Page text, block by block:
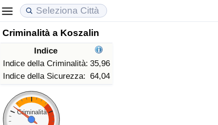
Criminalità a Koszalin
Indice
Indice della Criminalità: 35,96
Indice della Sicurezza: 64,04
Criminalità
Costo della vita
Indice Del Costo Della Vita (corrente)
Indice Del Costo Della Vita
Indice del Costo della Vita per Nazione
Prezzi degli immobili
Indice del Prezzo delle Case (Corrente)
Indice del Prezzo delle Case
Indice del Prezzo delle Case per Nazione
Qualità della Vita
Indice della Qualità della Vita
Indice della Qualità della Vita (Corrente)
Indice della qualità della vita per Paese